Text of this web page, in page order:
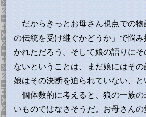
だからきっとお母さん視点での物
の伝統を受け継ぐかどうか」で悩
かれただろう。そして娘の語りに
ないということは、まだ娘にはその
娘はその決断を迫られていない、と
個体数的に考えると、狼の一族の
いものではなさそうだ。お母さん